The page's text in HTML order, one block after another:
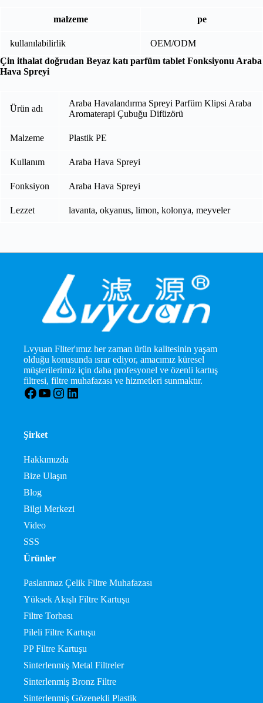
malzeme pe
kullanılabilirlik
OEM/ODM
Çin ithalat doğrudan Beyaz katı parfüm tablet Fonksiyonu Araba
Hava Spreyi
Ürün adı
Araba Havalandırma Spreyi Parfüm Klipsi Araba
Aromaterapi Çubuğu Difüzörü
Malzeme Plastik PE
Kullanım Araba Hava Spreyi
Fonksiyon Araba Hava Spreyi
Lezzet lavanta, okyanus, limon, kolonya, meyveler
Lvyuan Fliter'ımız her zaman ürün kalitesinin yaşam
olduğu konusunda ısrar ediyor, amacımız küresel
müşterilerimiz için daha profesyonel ve özenli kartuş
filtresi, filtre muhafazası ve hizmetleri sunmaktır.
Facebook
YouTube
Instagram
LinkedIn
Şirket
Hakkımızda
Bize Ulaşın
Blog
Bilgi Merkezi
Video
SSS
Ürünler
Paslanmaz Çelik Filtre Muhafazası
Yüksek Akışlı Filtre Kartuşu
Filtre Torbası
Pileli Filtre Kartuşu
PP Filtre Kartuşu
Sinterlenmiş Metal Filtreler
Sinterlenmiş Bronz Filtre
Sinterlenmiş Gözenekli Plastik